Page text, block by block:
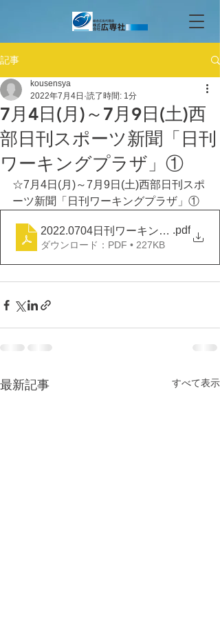
記事
7月4日(月)～7月9日(土)西
部日刊スポーツ新聞「日刊
ワーキングプラザ」①
kousensya
2022年7月4日 読了時間: 1分
☆7月4日(月)～7月9日(土)西部日刊スポ
ーツ新聞「日刊ワーキングプラザ」①
2022.0704日刊ワーキングプラザ①
.pdf
ダウンロード：PDF • 227KB
最新記事 すべて表示